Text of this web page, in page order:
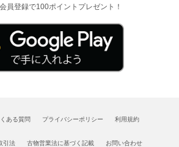
員登録で100ポイントプレゼント！
くある質問 プライバシーポリシー 利用規約
引法 古物営業法に基づく記載 お問い合わせ